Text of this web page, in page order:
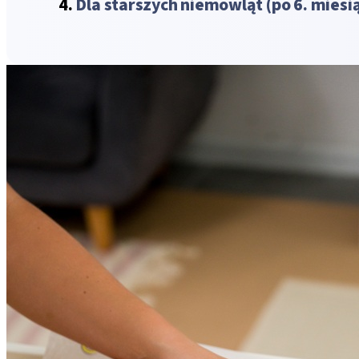
Dla starszych niemowląt (po 6.